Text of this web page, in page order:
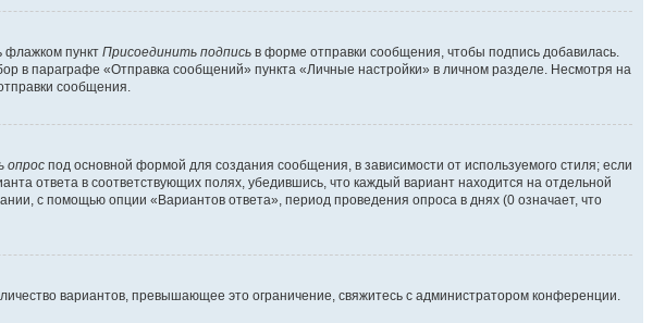
флажком пункт Присоединить подпись в форме отправки сообщения, чтобы подпись добавилась.
в параграфе «Отправка сообщений» пункта «Личные настройки» в личном разделе. Несмотря на
сообщения.
опрос под основной формой для создания сообщения, в зависимости от используемого стиля; если
ответа в соответствующих полях, убедившись, что каждый вариант находится на отдельной
с помощью опции «Вариантов ответа», период проведения опроса в днях (0 означает, что
вариантов, превышающее это ограничение, свяжитесь с администратором конференции.